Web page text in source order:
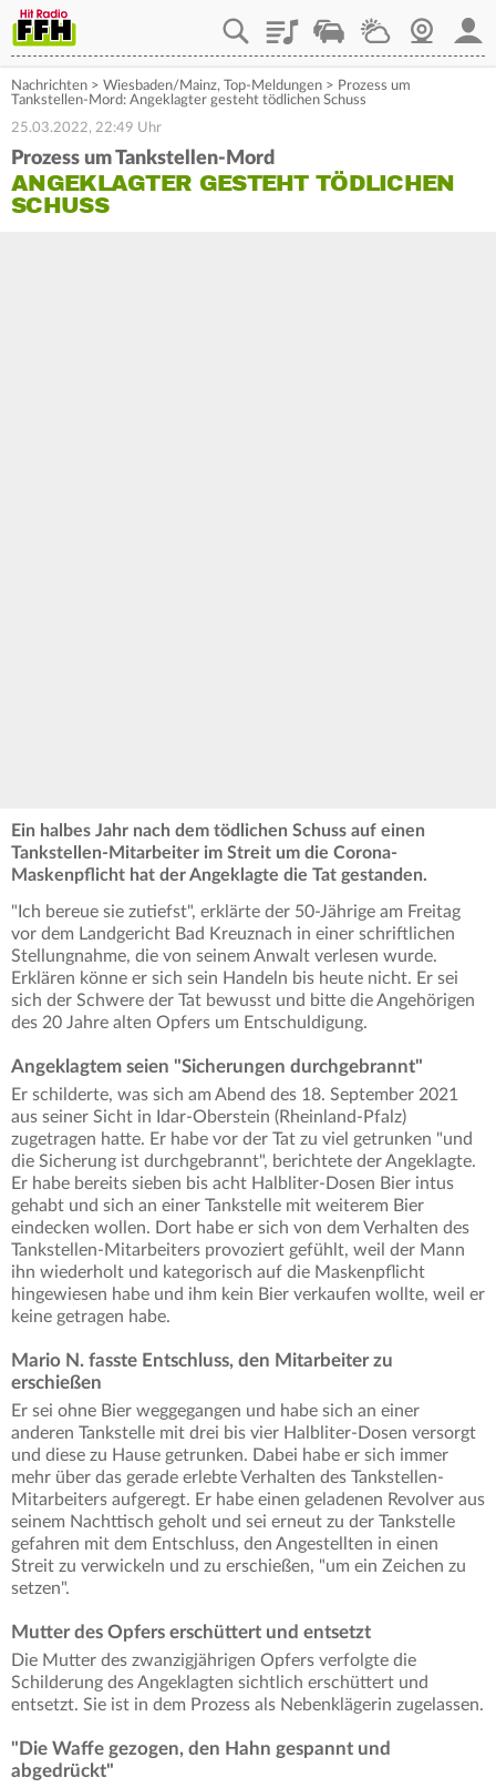
PlaylistStaupilotWetterWebcam
Nachrichten > Wiesbaden/Mainz, Top-Meldungen > Prozess um
Tankstellen-Mord: Angeklagter gesteht tödlichen Schuss
25.03.2022, 22:49 Uhr
Prozess um Tankstellen-Mord
ANGEKLAGTER GESTEHT TÖDLICHEN
SCHUSS
Ein halbes Jahr nach dem tödlichen Schuss auf einen
Tankstellen-Mitarbeiter im Streit um die Corona-
Maskenpflicht hat der Angeklagte die Tat gestanden.
"Ich bereue sie zutiefst", erklärte der 50-Jährige am Freitag
vor dem Landgericht Bad Kreuznach in einer schriftlichen
Stellungnahme, die von seinem Anwalt verlesen wurde.
Erklären könne er sich sein Handeln bis heute nicht. Er sei
sich der Schwere der Tat bewusst und bitte die Angehörigen
des 20 Jahre alten Opfers um Entschuldigung.
Angeklagtem seien "Sicherungen durchgebrannt"
Er schilderte, was sich am Abend des 18. September 2021
aus seiner Sicht in Idar-Oberstein (Rheinland-Pfalz)
zugetragen hatte. Er habe vor der Tat zu viel getrunken "und
die Sicherung ist durchgebrannt", berichtete der Angeklagte.
Er habe bereits sieben bis acht Halbliter-Dosen Bier intus
gehabt und sich an einer Tankstelle mit weiterem Bier
eindecken wollen. Dort habe er sich von dem Verhalten des
Tankstellen-Mitarbeiters provoziert gefühlt, weil der Mann
ihn wiederholt und kategorisch auf die Maskenpflicht
hingewiesen habe und ihm kein Bier verkaufen wollte, weil er
keine getragen habe.
Mario N. fasste Entschluss, den Mitarbeiter zu
erschießen
Er sei ohne Bier weggegangen und habe sich an einer
anderen Tankstelle mit drei bis vier Halbliter-Dosen versorgt
und diese zu Hause getrunken. Dabei habe er sich immer
mehr über das gerade erlebte Verhalten des Tankstellen-
Mitarbeiters aufgeregt. Er habe einen geladenen Revolver aus
seinem Nachttisch geholt und sei erneut zu der Tankstelle
gefahren mit dem Entschluss, den Angestellten in einen
Streit zu verwickeln und zu erschießen, "um ein Zeichen zu
setzen".
Mutter des Opfers erschüttert und entsetzt
Die Mutter des zwanzigjährigen Opfers verfolgte die
Schilderung des Angeklagten sichtlich erschüttert und
entsetzt. Sie ist in dem Prozess als Nebenklägerin zugelassen.
"Die Waffe gezogen, den Hahn gespannt und
abgedrückt"